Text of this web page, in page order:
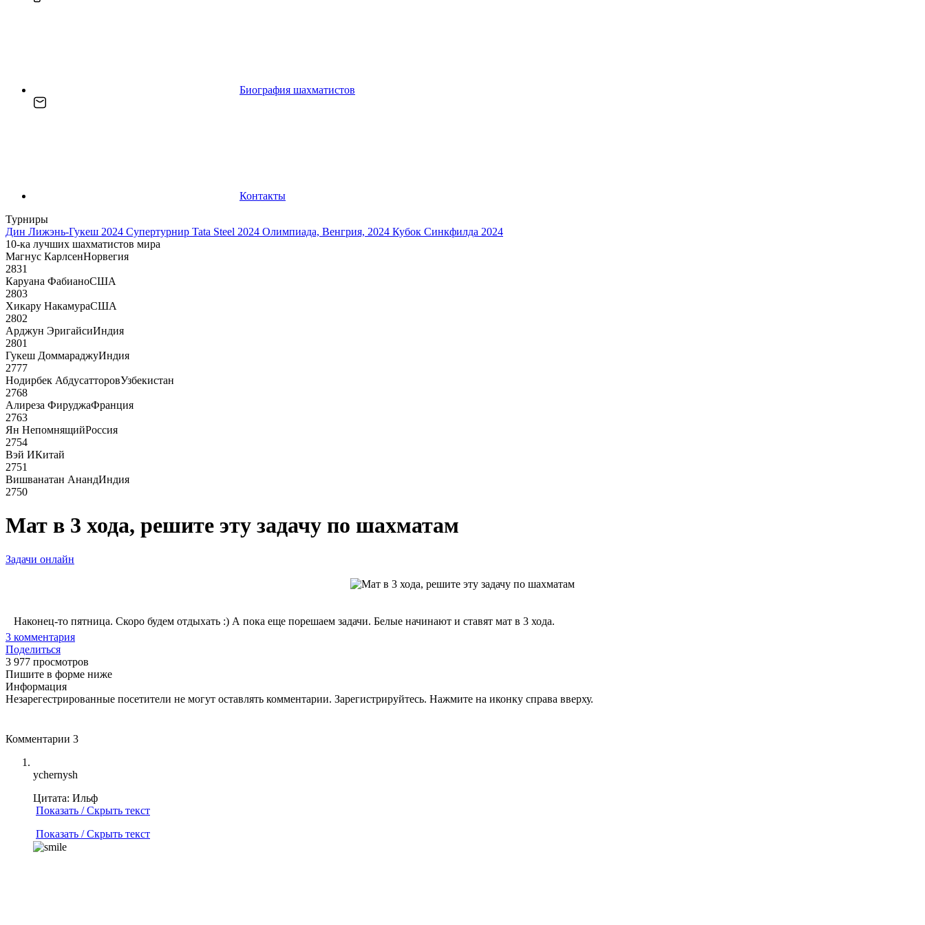
Биография шахматистов
Контакты
Турниры
Дин Лижэнь-Гукеш 2024 Супертурнир Tata Steel 2024 Олимпиада, Венгрия, 2024 Кубок Синкфилда 2024
10-ка лучших шахматистов мира
Магнус КарлсенНорвегия
2831
Каруана ФабианоСША
2803
Хикару НакамураСША
2802
Арджун ЭригайсиИндия
2801
Гукеш ДоммараджуИндия
2777
Нодирбек АбдусатторовУзбекистан
2768
Алиреза ФируджаФранция
2763
Ян НепомнящийРоссия
2754
Вэй ИКитай
2751
Вишванатан АнандИндия
2750
Мат в 3 хода, решите эту задачу по шахматам
Задачи онлайн
Наконец-то пятница. Скоро будем отдыхать :) А пока еще порешаем задачи. Белые начинают и ставят мат в 3 хода.
3 комментария
Поделиться
3 977 просмотров
Пишите в форме ниже
Информация
Незарегестрированные посетители не могут оставлять комментарии. Зарегистрируйтесь. Нажмите на иконку справа вверху.
Комментарии 3
ychernysh
Цитата: Ильф
Показать / Скрыть текст
Показать / Скрыть текст